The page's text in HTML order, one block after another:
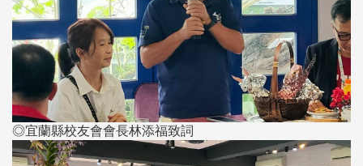
◎宜蘭縣校友會會長林添福致詞